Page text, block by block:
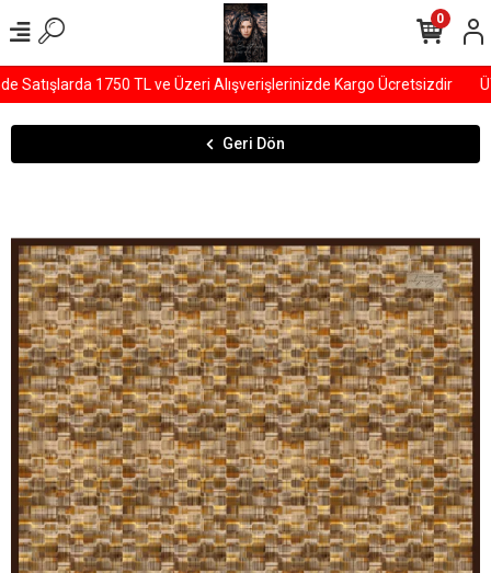
Satışlarda 1750 TL ve Üzeri Alışverişlerinizde Kargo Ücretsizdir
0
Geri Dön